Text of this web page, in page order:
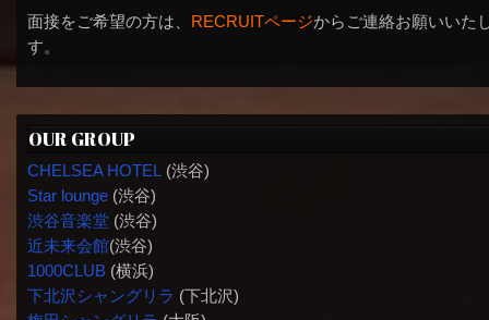
面接をご希望の方は、 RECRUITページからご連絡お願いいた
す。
OUR GROUP
CHELSEA HOTEL (渋谷)
Star lounge(渋谷)
渋谷音楽堂(渋谷)
近未来会館(渋谷)
1000CLUB(横浜)
下北沢シャングリラ (下北沢)